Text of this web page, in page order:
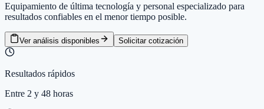
Equipamiento de última tecnología y personal especializado para
resultados confiables en el menor tiempo posible.
Ver análisis disponibles Solicitar cotización
Resultados rápidos
Entre 2 y 48 horas